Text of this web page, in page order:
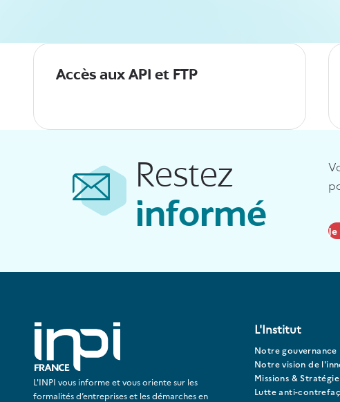
Accès aux API et FTP
Restez
informé
L'INPI vous informe et vous oriente sur les
formalités d’entreprises et les démarches en
L'Institut
Notre gouvernance
Notre vision de
Missions & Stratégie
Lutte anti-